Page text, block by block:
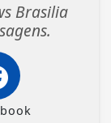
Brasilia